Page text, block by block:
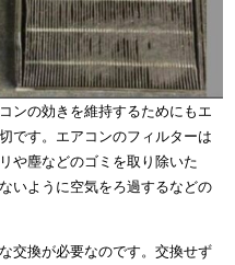
ンの効きを維持するためにもエ
です。エアコンのフィルターは
や塵などのゴミを取り除いた
いように空気をろ過するなどの
交換が必要なのです。交換せず